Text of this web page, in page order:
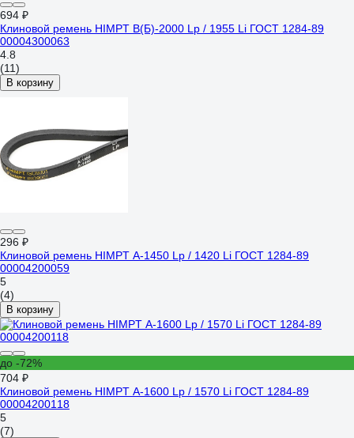
694 ₽
Клиновой ремень HIMPT В(Б)-2000 Lp / 1955 Li ГОСТ 1284-89
00004300063
4.8
(11)
В корзину
296 ₽
Клиновой ремень HIMPT А-1450 Lp / 1420 Li ГОСТ 1284-89
00004200059
5
(4)
В корзину
до -72%
704 ₽
Клиновой ремень HIMPT А-1600 Lp / 1570 Li ГОСТ 1284-89
00004200118
5
(7)